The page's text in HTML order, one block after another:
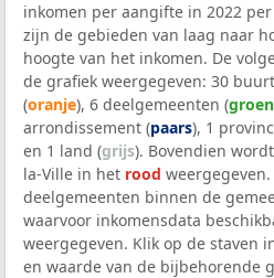
inkomen per aangifte in 2022
zijn de gebieden van laag naar
hoogte van het inkomen. De
de grafiek weergegeven: 30
(oranje), 6 deelgemeenten (groen
arrondissement (paars), 1
en 1 land (grijs). Bovendien
la-Ville in het rood
deelgemeenten binnen de
waarvoor inkomensdata
weergegeven. Klik op de staven
en waarde van de bijbehorende